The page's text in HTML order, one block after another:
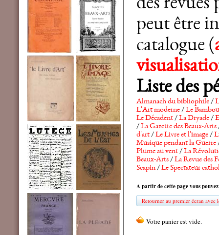
peut être
catalogue (
Liste des
Almanach du bibliophile/
L'Art moderne/Le Bambou
Le Décadent/La Dryade/
/La Gazette des Beaux-Arts
d'art/Le Livre et l'image/
Musique pendant la Guerre
Plume au vent/La
Beaux-Arts/La Revue des
Scapin/Le Spectateur
A partir de cette page vous
Retourner au premier écran avec